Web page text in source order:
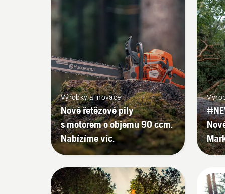
Výrobky a inovace
Nové řetězové pily
s motorem o objemu 90 ccm.
Nabízíme víc.